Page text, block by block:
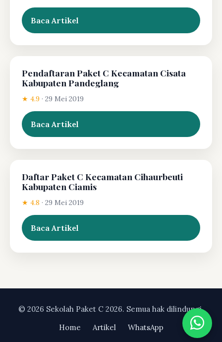
Baca Artikel
Pendaftaran Paket C Kecamatan Cisata
Kabupaten Pandeglang
★ 4.9 · 29 Mei 2019
Baca Artikel
Daftar Paket C Kecamatan Cihaurbeuti
Kabupaten Ciamis
★ 4.8 · 29 Mei 2019
Baca Artikel
© 2026 Sekolah Paket C 2026. Semua hak dilindungi.
Home
Artikel WhatsApp